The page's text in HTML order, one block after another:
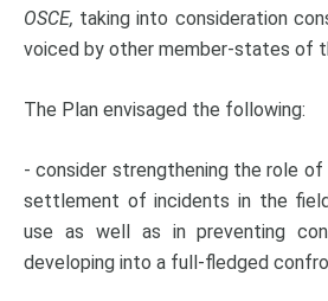
OSCE, taking into consideration
voiced by other member-states of
The Plan envisaged the following:
- consider strengthening the role of
settlement of incidents in the
use as well as in preventing
developing into a full-fledged